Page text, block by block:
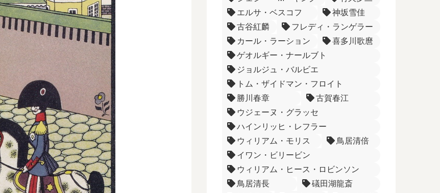
エルサ・ベスコフ
神坂雪佳
古谷紅麟
フレディ・ランゲラー
カール・ラーション
喜多川歌麿
ゲオルギー・ナールブト
ジョルジュ・バルビエ
トム・ザイドマン・フロイト
勝川春章
古賀春江
ウジェーヌ・グラッセ
ハインリッヒ・レフラー
ウィリアム・モリス
鳥居清倍
イワン・ビリービン
ウィリアム・ヒース・ロビンソン
鳥居清長
礒田湖龍斎